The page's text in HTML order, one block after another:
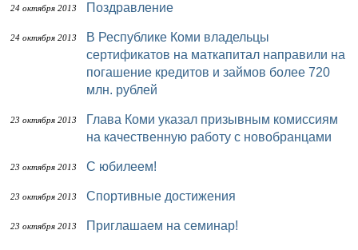
24 октября 2013 Поздравление
24 октября 2013
В Республике Коми владельцы
сертификатов на маткапитал направили на
погашение кредитов и займов более 720
млн. рублей
23 октября 2013
Глава Коми указал призывным комиссиям
на качественную работу с новобранцами
23 октября 2013 С юбилеем!
23 октября 2013 Спортивные достижения
23 октября 2013 Приглашаем на семинар!